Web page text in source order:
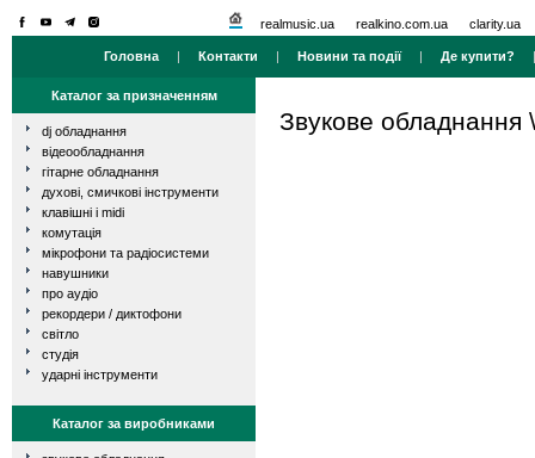
realmusic.ua realkino.com.ua clarity.ua
Головна | Контакти | Новини та події| Де купити?
Каталог за призначенням
dj обладнання
відеообладнання
гітарне обладнання
духові, смичкові інструменти
клавішні і midi
комутація
мікрофони та радіосистеми
навушники
про аудіо
рекордери / диктофони
світло
студія
ударні інструменти
Каталог за виробниками
Звукове обладнання